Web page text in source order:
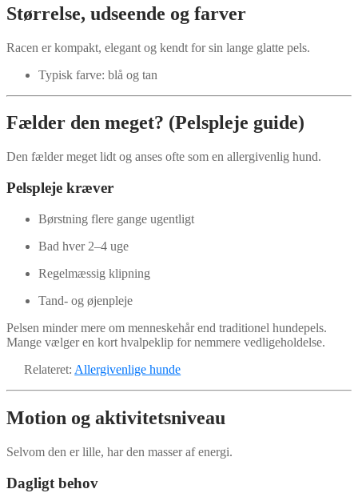
Størrelse, udseende og farver
Racen er kompakt, elegant og kendt for sin lange glatte pels.
Typisk farve: blå og tan
Fælder den meget? (Pelspleje guide)
Den fælder meget lidt og anses ofte som en allergivenlig hund.
Pelspleje kræver
Børstning flere gange ugentligt
Bad hver 2–4 uge
Regelmæssig klipning
Tand- og øjenpleje
Pelsen minder mere om menneskehår end traditionel hundepels.
Mange vælger en kort hvalpeklip for nemmere vedligeholdelse.
Relateret: Allergivenlige hunde
Motion og aktivitetsniveau
Selvom den er lille, har den masser af energi.
Dagligt behov